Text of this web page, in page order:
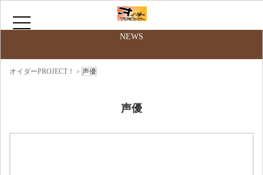
HOME
お問い合わせ
NEWS
オイダーPROJECT！ > 声優
声優